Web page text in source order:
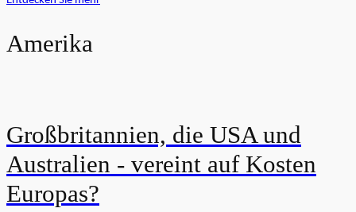
Amerika
Großbritannien, die USA und
Australien - vereint auf Kosten
Europas?